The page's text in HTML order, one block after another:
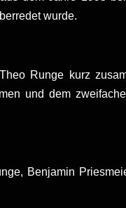
wurde.
Runge kurz
und dem
Benjamin